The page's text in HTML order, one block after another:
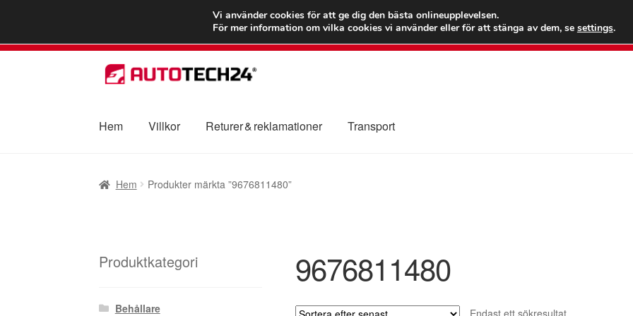
FRAKT från 75 kr
Ring
Hoppa
till
Hoppa
till
Hem Villkor Returer & reklamationer Transport
Hem Produkter märkta ”9676811480”
9676811480
Endast ett sökresultat
Produktkategori
Behållare
Vi använder cookies för att ge dig den bästa onlineupplevelsen.
För mer information om vilka cookies vi använder eller för att stänga av dem, se settings.